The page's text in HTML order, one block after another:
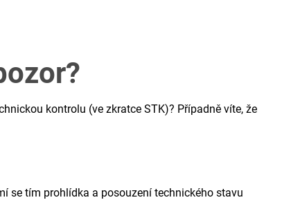
kontrolu (ve zkratce STK)? Případně víte, že
se tím prohlídka a posouzení technického stavu